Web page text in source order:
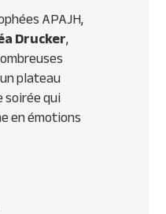
APAJH,
Drucker,
plateau
soirée qui
en émotions